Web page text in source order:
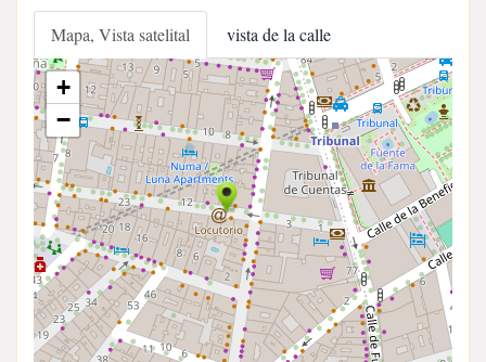
Mapa, Vista satelital vista de la calle
+
−